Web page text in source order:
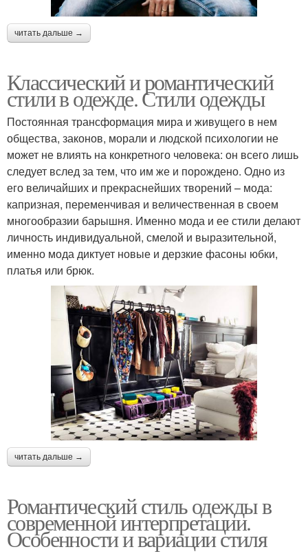
читать дальше →
Классический и романтический
стили в одежде. Стили одежды
Постоянная трансформация мира и живущего в нем
общества, законов, морали и людской психологии не
может не влиять на конкретного человека: он всего лишь
следует вслед за тем, что им же и порождено. Одно из
его величайших и прекраснейших творений – мода:
капризная, переменчивая и величественная в своем
многообразии барышня. Именно мода и ее стили делают
личность индивидуальной, смелой и выразительной,
именно мода диктует новые и дерзкие фасоны юбки,
платья или брюк.
читать дальше →
Романтический стиль одежды в
современной интерпретации.
Особенности и вариации стиля